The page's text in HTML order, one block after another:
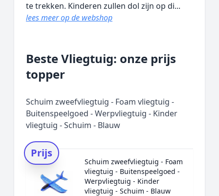
te trekken. Kinderen zullen dol zijn op di...
lees meer op de webshop
Beste Vliegtuig: onze prijs
topper
Schuim zweefvliegtuig - Foam vliegtuig -
Buitenspeelgoed - Werpvliegtuig - Kinder
vliegtuig - Schuim - Blauw
Prijs
Schuim zweefvliegtuig - Foam
vliegtuig - Buitenspeelgoed -
Werpvliegtuig - Kinder
vliegtuig - Schuim - Blauw